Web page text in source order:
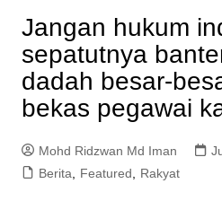
Jangan hukum
sepatutnya
dadah besar-
bekas pegawai
Mohd Ridzwan Md Iman
Berita, Featured, Rakyat